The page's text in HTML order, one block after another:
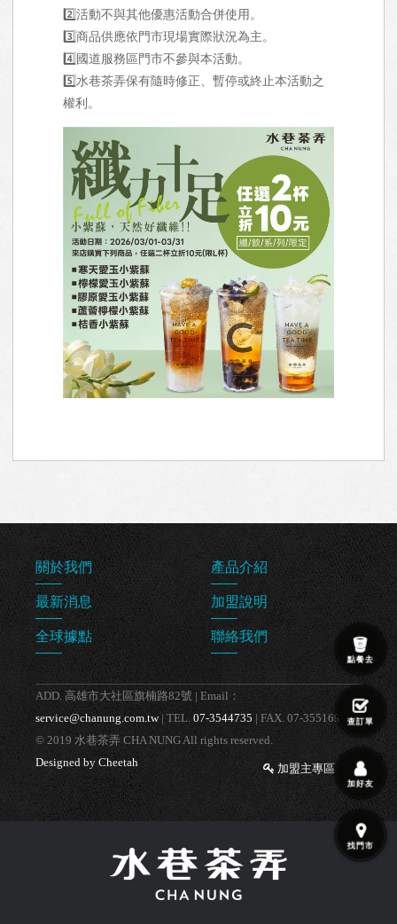
2️⃣活動不與其他優惠活動合併使用。
3️⃣商品供應依門市現場實際狀況為主。
4️⃣國道服務區門市不參與本活動。
5️⃣水巷茶弄保有隨時修正、暫停或終止本活動之
權利。
關於我們 產品介紹
最新消息 加盟說明
全球據點 聯絡我們
ADD. 高雄市大社區旗楠路82號 | Email：
service@chanung.com.tw| TEL. 07-3544735 | FAX. 07-3551698
© 2019 水巷茶弄 CHA NUNG All rights reserved.
Designed by Cheetah
加盟主專區
點餐去
查訂單
加好友
找門市